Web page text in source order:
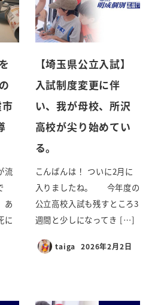
流
あ
に
【埼玉県公立入試】
入試制度変更に伴
い、我が母校、所沢
高校が尖り始めてい
る。
こんばんは！ ついに2月に
入りましたね。 今年度の
公立高校入試も残すところ3
週間と少しになってき […]
taiga 2026年2月2日